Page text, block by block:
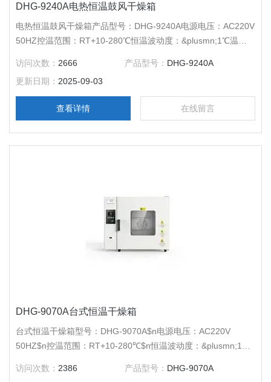
DHG-9240A电热恒温鼓风干燥箱
电热恒温鼓风干燥箱产品型号：DHG-9240A电源电压：AC220V
50HZ控温范围：RT+10-280℃恒温波动度：&plusmn;1℃温度
形尺寸：880*800*830公称容积：220L载物托架（标配）：2块
定时范围：1-9999分钟
访问次数： 2666 产品型号： DHG-9240A
更新日期： 2025-09-03
查看详情 在线留言
DHG-9070A台式恒温干燥箱
台式恒温干燥箱型号：DHG-9070A$n电源电压：AC220V
50HZ$n控温范围：RT+10-280℃$n恒温波动度：&plusmn;1℃
450*400*450$n外形尺寸：735*615*630$n公称容积：80L$n载
访问次数： 2386 产品型号： DHG-9070A